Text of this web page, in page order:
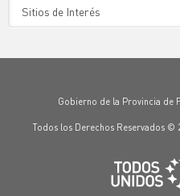
Gobierno de la Provincia de
Todos los Derechos Reservados ©